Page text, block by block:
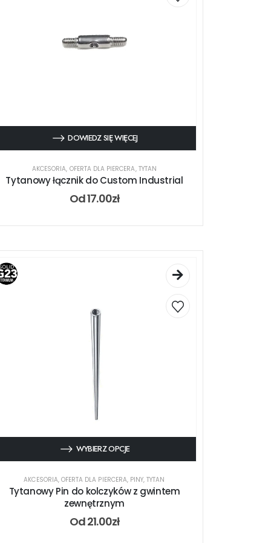
DOWIEDZ SIĘ WIĘCEJ
AKCESORIA, OFERTA DLA PIERCERA, TYTAN
Tytanowy łącznik do Custom Industrial
Od17.00zł
WYBIERZ OPCJE
AKCESORIA, OFERTA DLA PIERCERA, PINY,TYTAN
Tytanowy Pin do kolczyków z gwintem
zewnętrznym
Od21.00zł